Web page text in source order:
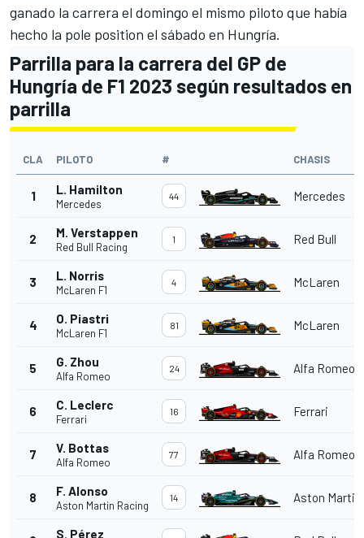
ganado la carrera el domingo el mismo piloto que había
hecho la pole position el sábado en Hungría.
Parrilla para la carrera del GP de
Hungría de F1 2023 según resultados en
parrilla
CLA PILOTO # CHASIS
1 L. Hamilton
Mercedes
44 Mercedes
2 M. Verstappen
Red Bull Racing
1 Red Bull
3 L. Norris
McLaren F1
4 McLaren
4 O. Piastri
McLaren F1
81 McLaren
5 G. Zhou
Alfa Romeo
24 Alfa Romeo
6 C. Leclerc
Ferrari
16 Ferrari
7 V. Bottas
Alfa Romeo
77 Alfa Romeo
8 F. Alonso
Aston Martin Racing
14 Aston Martin
S. Pérez